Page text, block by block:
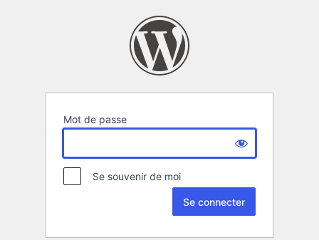
Mot de passe
Se souvenir de moi